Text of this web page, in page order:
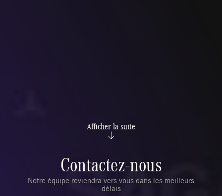
Afficher la suite
Contactez-nous
Notre équipe reviendra vers vous dans les meilleurs
délais